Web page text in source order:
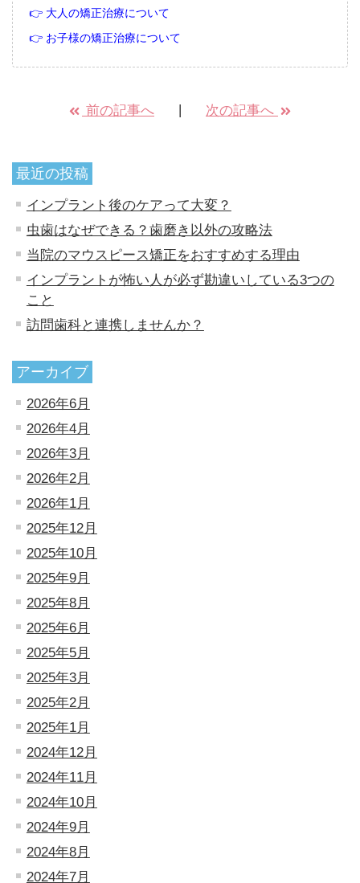
👉 大人の矯正治療について
👉 お子様の矯正治療について
前の記事へ 次の記事へ
最近の投稿
インプラント後のケアって大変？
虫歯はなぜできる？歯磨き以外の攻略法
当院のマウスピース矯正をおすすめする理由
インプラントが怖い人が必ず勘違いしている3つの
こと
訪問歯科と連携しませんか？
アーカイブ
2026年6月
2026年4月
2026年3月
2026年2月
2026年1月
2025年12月
2025年10月
2025年9月
2025年8月
2025年6月
2025年5月
2025年3月
2025年2月
2025年1月
2024年12月
2024年11月
2024年10月
2024年9月
2024年8月
2024年7月